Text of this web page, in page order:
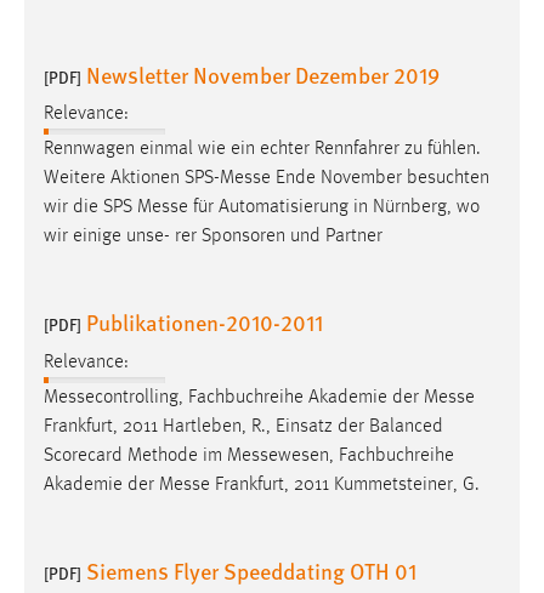
[PDF] Newsletter November Dezember 2019
Relevance:
Rennwagen einmal wie ein echter Rennfahrer zu fühlen.
Weitere Aktionen SPS-Messe Ende November besuchten
wir die SPS Messe für Automatisierung in Nürnberg, wo
wir einige unse- rer Sponsoren und Partner
[PDF] Publikationen-2010-2011
Relevance:
Messecontrolling, Fachbuchreihe Akademie der Messe
Frankfurt, 2011 Hartleben, R., Einsatz der Balanced
Scorecard Methode im Messewesen, Fachbuchreihe
Akademie der Messe Frankfurt, 2011 Kummetsteiner, G.
[PDF] Siemens Flyer Speeddating OTH 01